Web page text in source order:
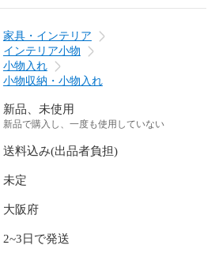
家具・インテリア
インテリア小物
小物入れ
小物収納・小物入れ
新品、未使用
新品で購入し、一度も使用していない
送料込み(出品者負担)
未定
大阪府
2~3日で発送